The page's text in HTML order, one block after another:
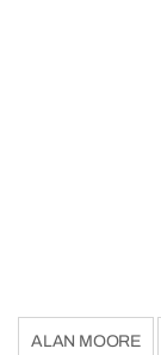
ALAN MOORE